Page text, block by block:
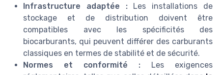
Infrastructure adaptée :Les installations de
stockage et de distribution doivent être
compatibles avec les spécificités des
biocarburants, qui peuvent différer des carburants
classiques en termes de stabilité et de sécurité.
Normes et conformité : Les exigences